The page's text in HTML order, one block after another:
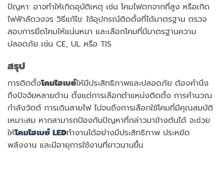
ปัญหา: อาจทำให้เกิดอุบัติเหตุ เช่น โคมไฟตกจากที่สูง หรือเกิด
ไฟฟ้าลัดวงจร วิธีแก้ไข: ใช้อุปกรณ์ติดตั้งที่ได้มาตรฐาน ตรวจ
สอบการยึดโคมให้แน่นหนา และเลือกโคมที่มีมาตรฐานความ
ปลอดภัย เช่น CE, UL หรือ TIS
สรุป
การติดตั้งโคมไฮเบย์ให้มีประสิทธิภาพและปลอดภัย ต้องคำนึง
ถึงปัจจัยหลายด้าน ตั้งแต่การเลือกตำแหน่งติดตั้ง การคำนวณ
กำลังวัตต์ การเดินสายไฟ ไปจนถึงการเลือกใช้โคมที่มีคุณสมบัติ
เหมาะสม หากสามารถป้องกันปัญหาที่กล่าวมาข้างต้นได้ จะช่วย
ให้โคมไฮเบย์ LEDทำงานได้อย่างมีประสิทธิภาพ ประหยัด
พลังงาน และมีอายุการใช้งานที่ยาวนานขึ้น